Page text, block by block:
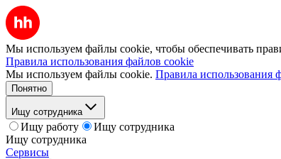
Мы используем файлы cookie, чтобы обеспечивать
Правила использования файлов cookie
Мы используем файлы cookie. Правила использования
Понятно
Ищу сотрудника
Ищу работу
Ищу сотрудника
Ищу сотрудника
Сервисы